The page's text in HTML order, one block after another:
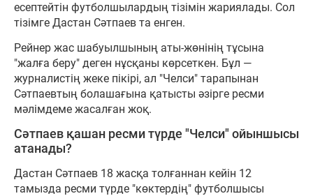
есептейтін футболшылардың тізімін жариялады. Сол
тізімге Дастан Сәтпаев та енген.
Рейнер жас шабуылшының аты-жөнінің тұсына
"жалға беру" деген нұсқаны көрсеткен. Бұл —
журналистің жеке пікірі, ал "Челси" тарапынан
Сәтпаевтың болашағына қатысты әзірге ресми
мәлімдеме жасалған жоқ.
Сәтпаев қашан ресми түрде "Челси" ойыншысы
атанады?
Дастан Сәтпаев 18 жасқа толғаннан кейін 12
тамызда ресми түрде "көктердің" футболшысы